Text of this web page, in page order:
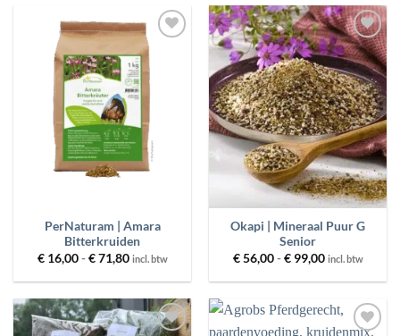
Toevoegen
wenslijst
PerNaturam | Amara
Bitterkruiden
€16,00 - €71,80Prijsklasse:
tot
incl. btw
Toevoegen
aan
wenslijst
Okapi | Mineraal Puur G
Senior
€56,00 - €99,00Prijsklasse:
tot
incl. btw